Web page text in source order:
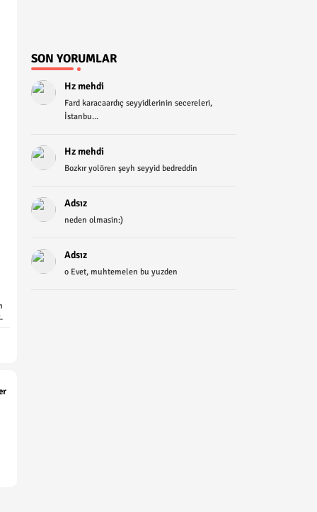
SON YORUMLAR
Hz mehdi
Fard karacaardıç seyyidlerinin secereleri,
İstanbu...
Hz mehdi
Bozkır yolören şeyh seyyid bedreddin
Adsız
neden olmasin:)
Adsız
o Evet, muhtemelen bu yuzden